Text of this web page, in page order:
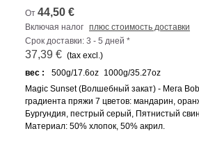
От 44,50 €
Включая налог плюс стоимость доставки
Срок доставки: 3 - 5 дней *
37,39 € (tax excl.)
вес :
500g/17.6oz 1000g/35.27oz
Magic Sunset (Волшебный закат) - Мега
градиента пряжи 7 цветов: мандарин,
Бургундия, пестрый серый, Пятнистый
Материал: 50% хлопок, 50% акрил.